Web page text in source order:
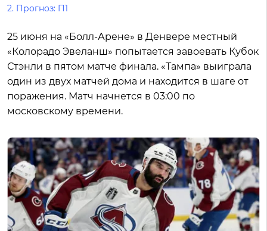
2. Прогноз: П1
25 июня на «Болл-Арене» в Денвере местный
«Колорадо Эвеланш» попытается завоевать Кубок
Стэнли в пятом матче финала. «Тампа» выиграла
один из двух матчей дома и находится в шаге от
поражения. Матч начнется в 03:00 по
московскому времени.